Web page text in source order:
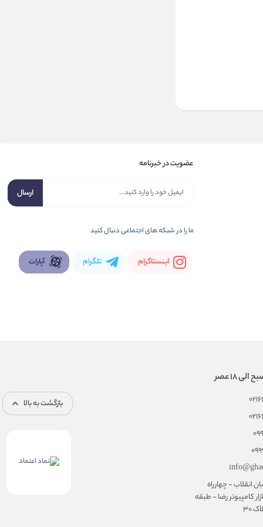
عضویت در خبرنامه
ارسال
ما را در شبكه های اجتماعی دنبال کنید
اینستاگرام تلگرام آپارات
انقلاب - چهارراه
کامپیوتر رضا - طبقه
30
بازگشت به بالا